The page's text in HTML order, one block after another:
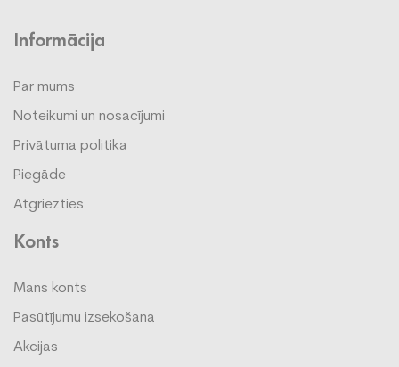
Informācija
Par mums
Noteikumi un nosacījumi
Privātuma politika
Piegāde
Atgriezties
Konts
Mans konts
Pasūtījumu izsekošana
Akcijas